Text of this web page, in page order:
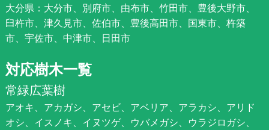
大分県：大分市、別府市、由布市、竹田市、豊後大野市、
臼杵市、津久見市、佐伯市、豊後高田市、国東市、杵築
市、宇佐市、中津市、日田市
対応樹木一覧
常緑広葉樹
アオキ、アカガシ、アセビ、アベリア、アラカシ、アリド
オシ、イスノキ、イヌツゲ、ウバメガシ、ウラジロガシ、